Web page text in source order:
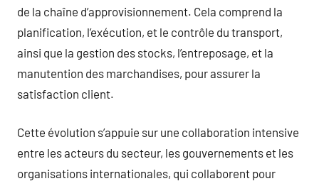
de la chaîne d’approvisionnement. Cela comprend la
planification, l’exécution, et le contrôle du transport,
ainsi que la gestion des stocks, l’entreposage, et la
manutention des marchandises, pour assurer la
satisfaction client.
Cette évolution s’appuie sur une collaboration intensive
entre les acteurs du secteur, les gouvernements et les
organisations internationales, qui collaborent pour